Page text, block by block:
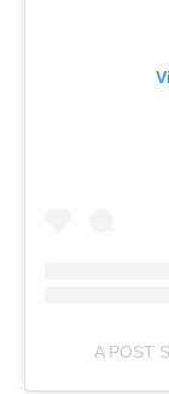
A POST